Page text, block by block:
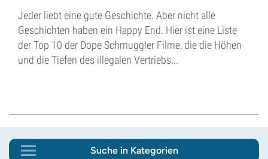
Jeder liebt eine gute Geschichte. Aber nicht alle
Geschichten haben ein Happy End. Hier ist eine Liste
der Top 10 der Dope Schmuggler Filme, die die Höhen
und die Tiefen des illegalen Vertriebs...
Suche in Kategorien